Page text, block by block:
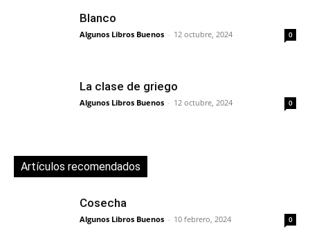
Blanco
Algunos Libros Buenos - 12 octubre, 2024 0
La clase de griego
Algunos Libros Buenos - 12 octubre, 2024 0
Artículos recomendados
Cosecha
Algunos Libros Buenos - 10 febrero, 2024 0